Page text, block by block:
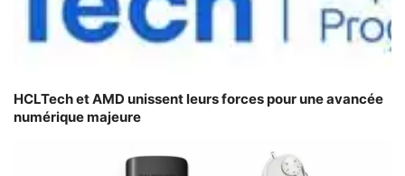
HCLTech et AMD unissent leurs forces pour une avancée
numérique majeure